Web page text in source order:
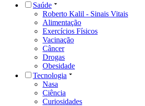
Saúde
Roberto Kalil - Sinais Vitais
Alimentação
Exercícios Físicos
Vacinação
Câncer
Drogas
Obesidade
Tecnologia
Nasa
Ciência
Curiosidades